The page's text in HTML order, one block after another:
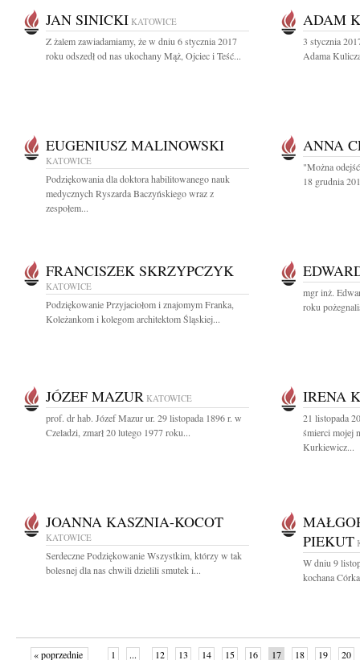
JAN SINICKI KATOWICE
Z żalem zawiadamiamy, że w dniu 6 stycznia 2017
roku odszedł od nas ukochany Mąż, Ojciec i Teść...
ADAM
3 stycznia
Adama
EUGENIUSZ MALINOWSKI
KATOWICE
Podziękowania dla doktora habilitowanego nauk
medycznych Ryszarda Baczyńskiego wraz z
zespołem...
ANNA
"Można
18 grudnia
FRANCISZEK SKRZYPCZYK
KATOWICE
Podziękowanie Przyjaciołom i znajomym Franka,
Koleżankom i kolegom architektom Śląskiej...
mgr inż.
roku
JÓZEF MAZUR KATOWICE
prof. dr hab. Józef Mazur ur. 29 listopada 1896 r. w
Czeladzi, zmarł 20 lutego 1977 roku...
IRENA
21 listopada
śmierci mojej
Kurkiewicz...
JOANNA KASZNIA-KOCOT
KATOWICE
Serdeczne Podziękowanie Wszystkim, którzy w tak
bolesnej dla nas chwili dzielili smutek i...
PIEKUT
W dniu 9
kochana
« poprzednie 1 ... 12 13 14 15 16 17 18 19 20